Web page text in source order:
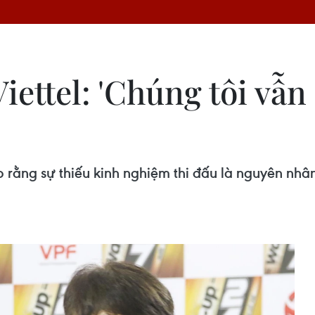
'Chúng tôi
rằng sự thiếu kinh nghiệm thi đấu là nguyên